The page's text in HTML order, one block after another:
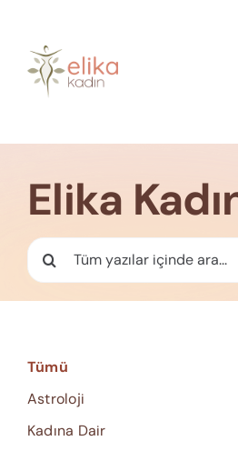
content
Elika
Ara:
Tümü
Astroloji
Kadına Dair